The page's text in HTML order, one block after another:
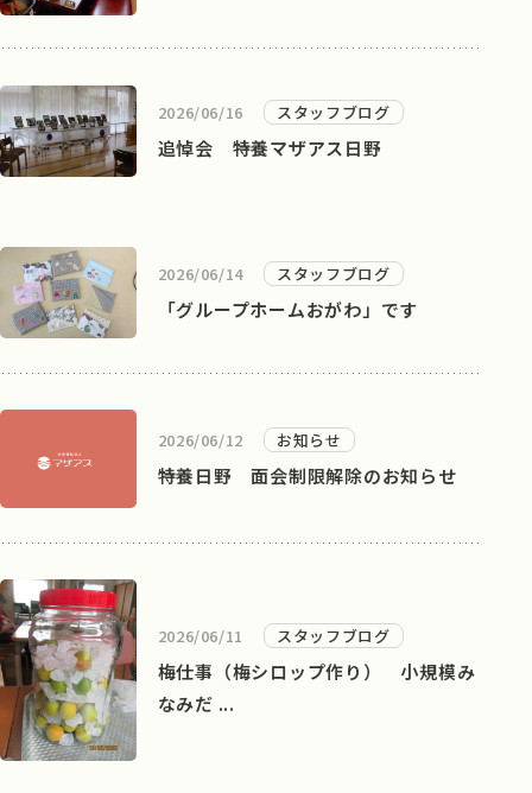
2026/06/16 スタッフブログ
追悼会 特養マザアス日野
2026/06/14 スタッフブログ
「グループホームおがわ」です
2026/06/12 お知らせ
特養日野 面会制限解除のお知らせ
2026/06/11 スタッフブログ
梅仕事（梅シロップ作り） 小規模み
なみだ ...